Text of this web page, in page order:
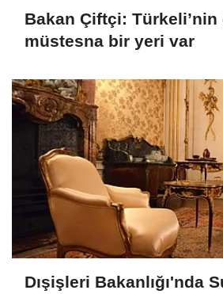
Bakan Çiftçi:
müstesna bir yeri var
Dışişleri Bakanlığı'nda